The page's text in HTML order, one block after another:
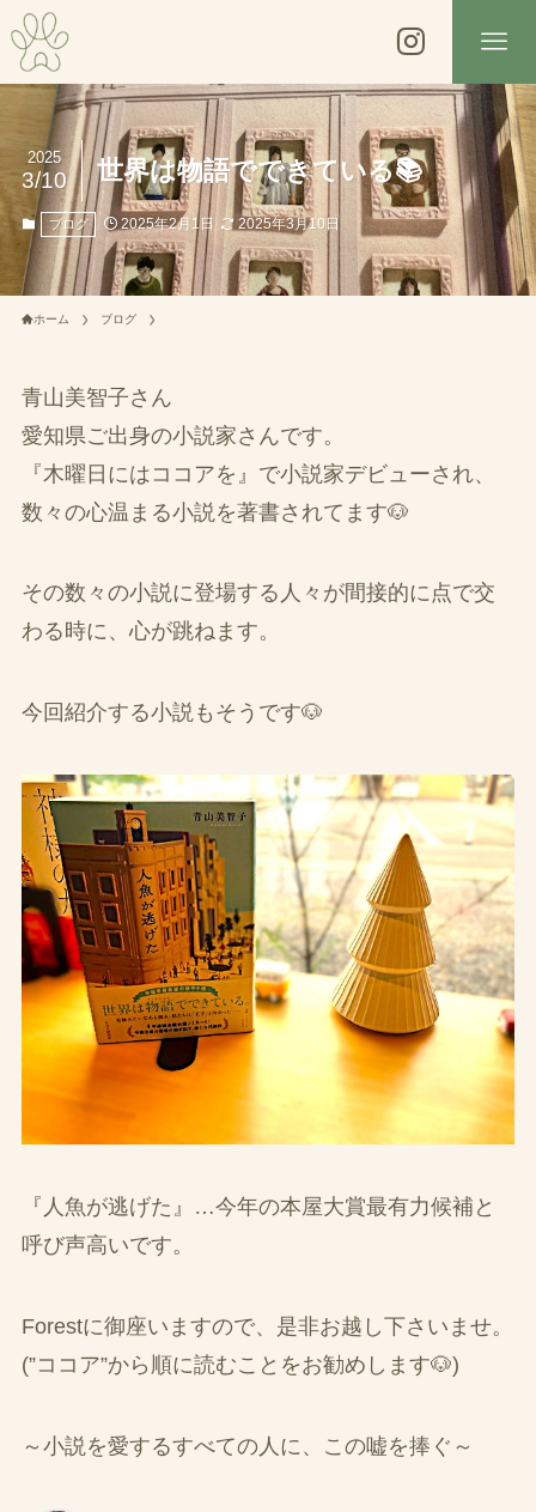
世界は物語でできている📚
2025
3/10
ブログ 2025年2月1日 2025年3月10日
ホーム ブログ
青山美智子さん
愛知県ご出身の小説家さんです。
『木曜日にはココアを』で小説家デビューされ、
数々の心温まる小説を著書されてます🐶
その数々の小説に登場する人々が間接的に点で交
わる時に、心が跳ねます。
今回紹介する小説もそうです🐶
『人魚が逃げた』…今年の本屋大賞最有力候補と
呼び声高いです。
Forestに御座いますので、是非お越し下さいませ。
(”ココア”から順に読むことをお勧めします🐶)
～小説を愛するすべての人に、この嘘を捧ぐ～